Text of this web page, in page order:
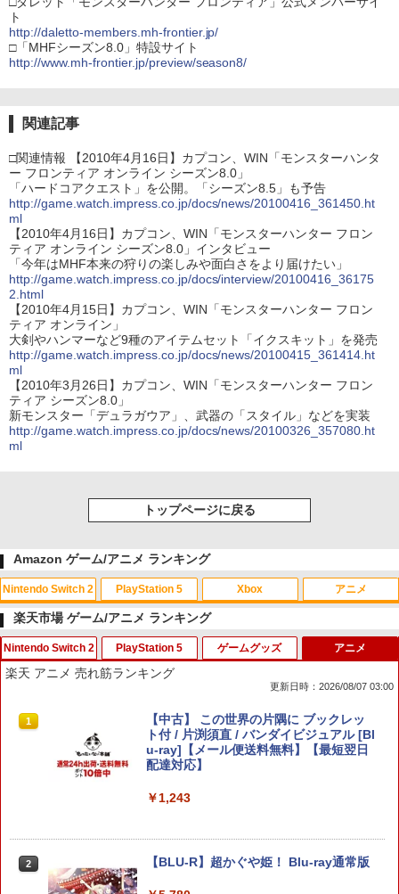
ト
http://daletto-members.mh-frontier.jp/
□「MHFシーズン8.0」特設サイト
http://www.mh-frontier.jp/preview/season8/
関連記事
□関連情報 【2010年4月16日】カプコン、WIN「モンスターハンタ
ー フロンティア オンライン シーズン8.0」
「ハードコアクエスト」を公開。「シーズン8.5」も予告
http://game.watch.impress.co.jp/docs/news/20100416_361450.ht
ml
【2010年4月16日】カプコン、WIN「モンスターハンター フロン
ティア オンライン シーズン8.0」インタビュー
「今年はMHF本来の狩りの楽しみや面白さをより届けたい」
http://game.watch.impress.co.jp/docs/interview/20100416_36175
2.html
【2010年4月15日】カプコン、WIN「モンスターハンター フロン
ティア オンライン」
大剣やハンマーなど9種のアイテムセット「イクスキット」を発売
http://game.watch.impress.co.jp/docs/news/20100415_361414.ht
ml
【2010年3月26日】カプコン、WIN「モンスターハンター フロン
ティア シーズン8.0」
新モンスター「デュラガウア」、武器の「スタイル」などを実装
http://game.watch.impress.co.jp/docs/news/20100326_357080.ht
ml
トップページに戻る
Amazon ゲーム/アニメ ランキング
Nintendo Switch 2
1
スプラトゥーン レイダース|オンライン
コード版
PlayStation 5
1
PlayStation 5 デジタル・エディション
日本語専用 Console Language: Japan
ese only (CFI-2200B01)
￥55,000
プロダクトコード 封入
￥7,286
Xbox
1
【純正品】Xbox ワイヤレス コントロー
ラー + USB-C® ケーブル
Xbox プリペイドカード 5,000円 デジタ
ンラインコード]
￥5,000
アニメ
1
【Amazon.co.jp限定】劇場版モノノ怪
第三章 蛇神 (Amazon.co.jp限定オリジ
ナル三方背収納ケース付きコレクション)
カー特典:【坤と離】二振りの剣、十翼よ
り来たる！スタジオ描き下ろしイラスト
ボード付) [Blu-ray]
窩座再来 通常版 [Blu-ray]
楽天市場 ゲーム/アニメ ランキング
Nintendo Switch 2
1
PlayVital 新型Switch2対応 親指グリッ
プキャップ 4個セット ジョイコン対応シ
リコン素材 快適フィット スイッチ2対応
滑り止めスティックカバー
￥990
2
Switch2 保護フィルム スイッチ2 保護フ
PlayStation 5
1
PS5 縦置きスタンド PlayStation5 / PS5
Slim / PS5 Pro 用 縦置き スタンド 円形
安定感UP ブラック ブルー シルバー グ
レー ゲームアクセサリー ◇ALW-P5216
イステーション プレステ プレステ5 プレ
￥1,380
ゲームグッズ アニメ
楽天 アニメ 売れ筋ランキング
更新日時：2026/08/07 03:00
1
【中古】 この世界の片隅に ブックレッ
ト付 / 片渕須直 / バンダイビジュアル [Bl
u-ray]【メール便送料無料】【最短翌日
配達対応】
￥1,243
2 【BLU-R】超かぐや姫！ Blu-ray通常版